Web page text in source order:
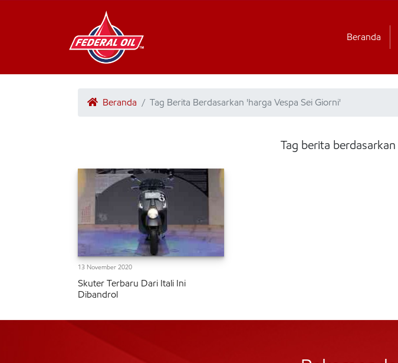
Beranda
Beranda Tag Berita Berdasarkan 'harga Vespa Sei Giorni'
Tag berita
13 November 2020
Skuter Terbaru Dari Itali Ini
Dibandrol